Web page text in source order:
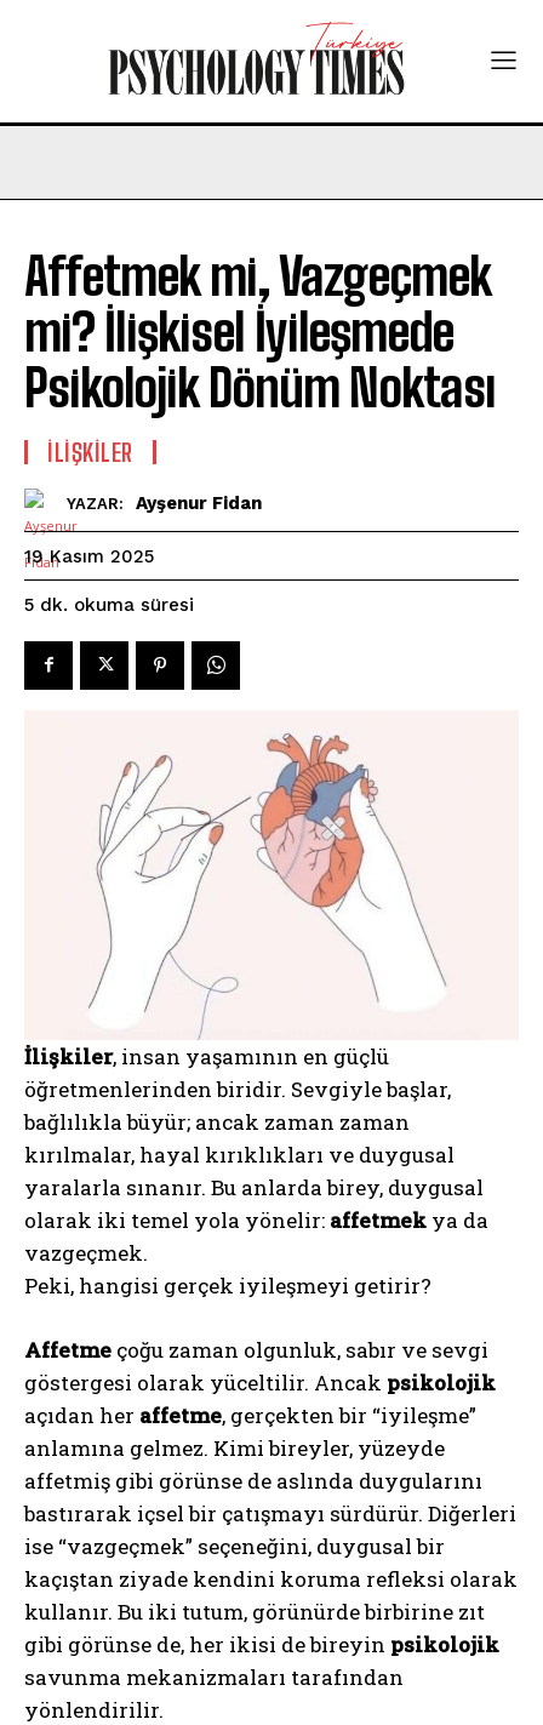
Affetmek mi, Vazgeçmek
mi? İlişkisel İyileşmede
Psikolojik Dönüm Noktası
İLIŞKILER
YAZAR: Ayşenur Fidan
19 Kasım 2025
5 dk. okuma süresi
İlişkiler, insan yaşamının en güçlü
öğretmenlerinden biridir. Sevgiyle başlar,
bağlılıkla büyür; ancak zaman zaman
kırılmalar, hayal kırıklıkları ve duygusal
yaralarla sınanır. Bu anlarda birey, duygusal
olarak iki temel yola yönelir: affetmek ya da
vazgeçmek.
Peki, hangisi gerçek iyileşmeyi getirir?
Affetme çoğu zaman olgunluk, sabır ve sevgi
göstergesi olarak yüceltilir. Ancak psikolojik
açıdan her affetme, gerçekten bir “iyileşme”
anlamına gelmez. Kimi bireyler, yüzeyde
affetmiş gibi görünse de aslında duygularını
bastırarak içsel bir çatışmayı sürdürür. Diğerleri
ise “vazgeçmek” seçeneğini, duygusal bir
kaçıştan ziyade kendini koruma refleksi olarak
kullanır. Bu iki tutum, görünürde birbirine zıt
gibi görünse de, her ikisi de bireyin psikolojik
savunma mekanizmaları tarafından
yönlendirilir.